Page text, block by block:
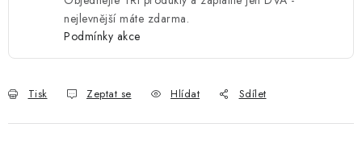
nejlevnější máte zdarma.
Podmínky akce
Tisk Zeptat se Hlídat Sdílet